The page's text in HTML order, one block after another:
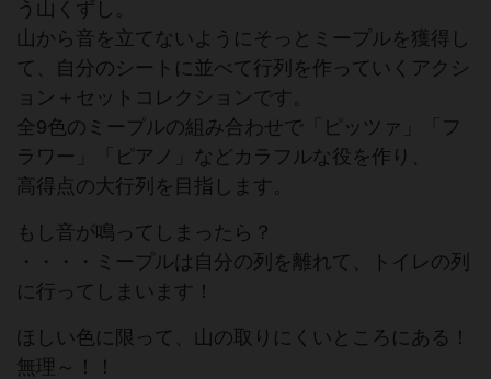
う山くずし。
山から音を立てないようにそっとミープルを獲得し
て、自分のシートに並べて行列を作っていくアクシ
ョン＋セットコレクションです。
全9色のミープルの組み合わせで「ピッツァ」「フ
ラワー」「ピアノ」などカラフルな役を作り、
高得点の大行列を目指します。
もし音が鳴ってしまったら？
・・・・ミープルは自分の列を離れて、トイレの列
に行ってしまいます！
ほしい色に限って、山の取りにくいところにある！
無理～！！